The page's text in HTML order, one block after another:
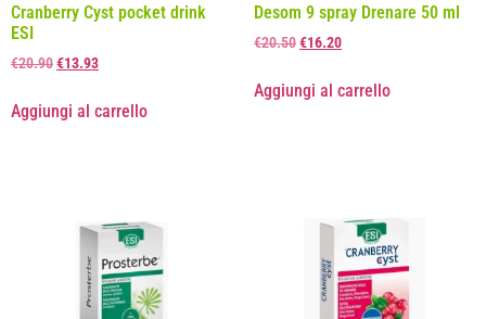
Cranberry Cyst pocket drink
ESI
€20.90€13.93
Aggiungi al carrello
Desom 9 spray Drenare 50 ml
€20.50€16.20
Aggiungi al carrello